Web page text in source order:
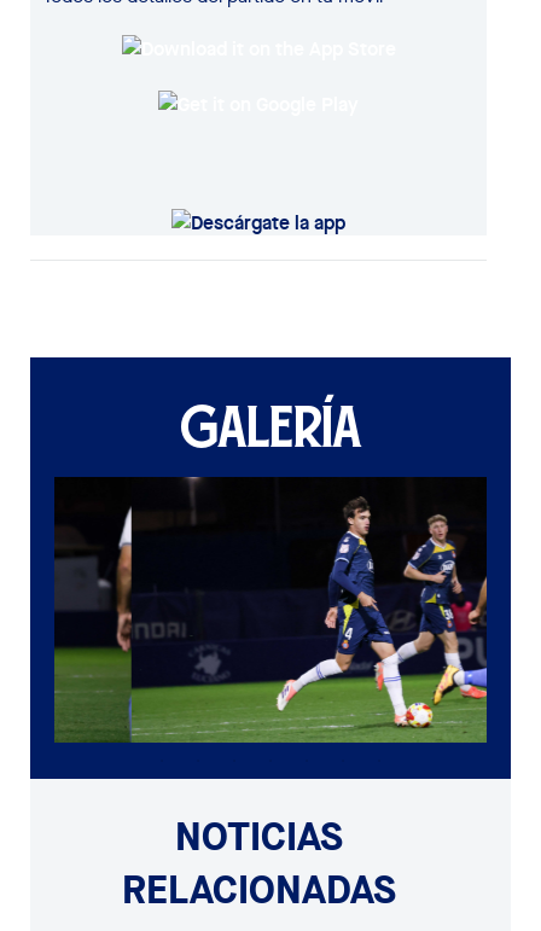
GALERÍA
NOTICIAS
RELACIONADAS